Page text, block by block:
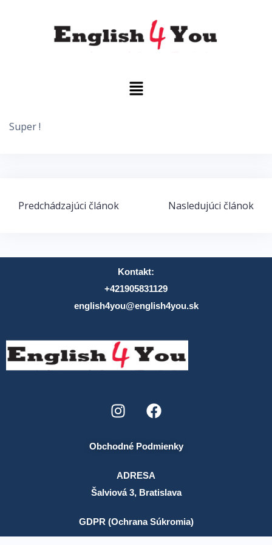
Super !
Predchádzajúci článok Nasledujúci článok
Kontakt:
+421905831129
english4you@english4you.sk
Obchodné Podmienky
ADRESA
Šalviová 3, Bratislava
GDPR (Ochrana Súkromia)